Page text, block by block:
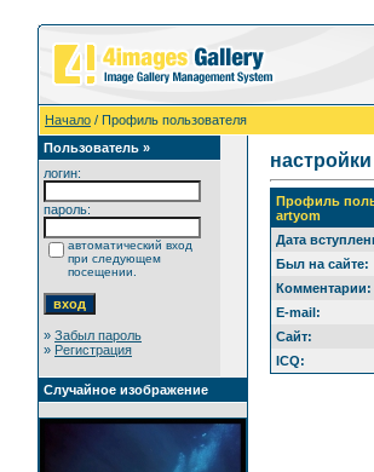
Начало / Профиль пользователя
Пользователь »
логин:
пароль:
автоматический вход
при следующем
посещении.
» Забыл пароль
» Регистрация
Случайное изображение
настройки
Профиль
artyom
Дата
Был на сайте:
Комментарии:
E-mail:
Сайт:
ICQ: